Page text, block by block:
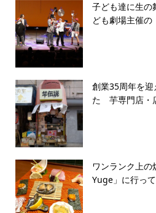
子ども達に生の
ども劇場主催
創業35周年を
た 芋専門店・
ワンランク上の
Yuge」に行っ